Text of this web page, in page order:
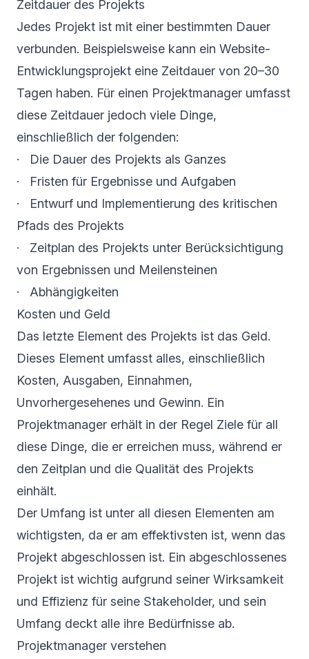
Zeitdauer des Projekts
Jedes Projekt ist mit einer bestimmten Dauer
verbunden. Beispielsweise kann ein Website-
Entwicklungsprojekt eine Zeitdauer von 20–30
Tagen haben. Für einen Projektmanager umfasst
diese Zeitdauer jedoch viele Dinge,
einschließlich der folgenden:
· Die Dauer des Projekts als Ganzes
· Fristen für Ergebnisse und Aufgaben
· Entwurf und Implementierung des kritischen
Pfads des Projekts
· Zeitplan des Projekts unter Berücksichtigung
von Ergebnissen und Meilensteinen
· Abhängigkeiten
Kosten und Geld
Das letzte Element des Projekts ist das Geld.
Dieses Element umfasst alles, einschließlich
Kosten, Ausgaben, Einnahmen,
Unvorhergesehenes und Gewinn. Ein
Projektmanager erhält in der Regel Ziele für all
diese Dinge, die er erreichen muss, während er
den Zeitplan und die Qualität des Projekts
einhält.
Der Umfang ist unter all diesen Elementen am
wichtigsten, da er am effektivsten ist, wenn das
Projekt abgeschlossen ist. Ein abgeschlossenes
Projekt ist wichtig aufgrund seiner Wirksamkeit
und Effizienz für seine Stakeholder, und sein
Umfang deckt alle ihre Bedürfnisse ab.
Projektmanager verstehen